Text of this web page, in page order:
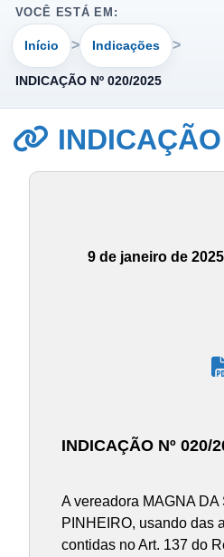
VOCÊ ESTÁ EM:
Início Indicações
INDICAÇÃO Nº 020/2025
9 de janeiro de 2025
INDICAÇÃO Nº 020/
A vereadora MAGNA DA
PINHEIRO, usando das
contidas no Art. 137 do